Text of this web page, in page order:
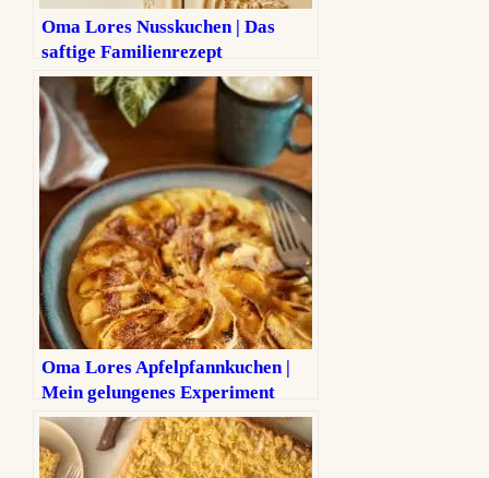
Oma Lores Nusskuchen | Das
saftige Familienrezept
Oma Lores Apfelpfannkuchen |
Mein gelungenes Experiment